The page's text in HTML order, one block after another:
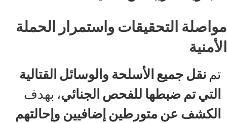
مواصلة التحقيقات واستمرار الحملة
الأمنية
تم نقل جميع الأسلحة والوسائل القتالية
التي تم ضبطها للفحص الجنائي، بهدف
الكشف عن متورطين إضافيين وإحالتهم